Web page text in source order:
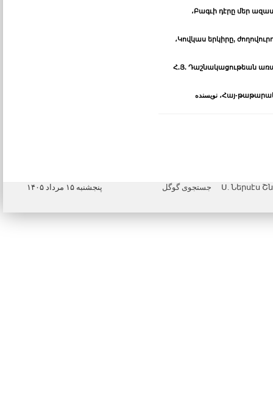
Բագւի դէրը մեր،
Կովկաս երկիրը,،
Հ.Յ. Դաշնակացութեան
Հայ-، نویسنده
جستجوی گوگل پنجشنبه ۱۵ مرداد ۱۴۰۵